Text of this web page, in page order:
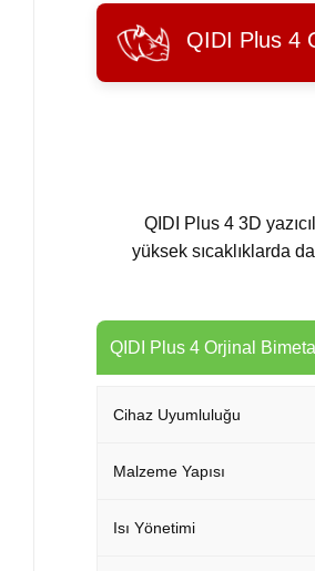
QIDI Plus 4
QIDI Plus 4 3D
yüksek sıcaklıklarda
QIDI Plus 4 Orjinal
Cihaz Uyumluluğu
Malzeme Yapısı
Isı Yönetimi